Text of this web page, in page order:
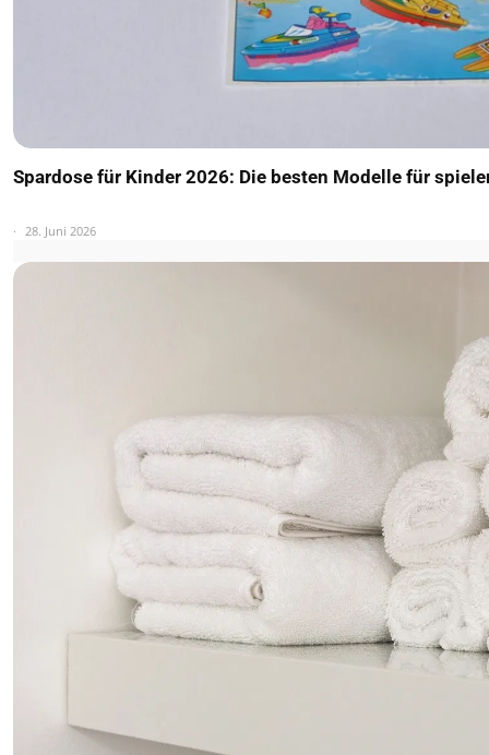
Spardose für Kinder 2026: Die besten Modelle für
28. Juni 2026